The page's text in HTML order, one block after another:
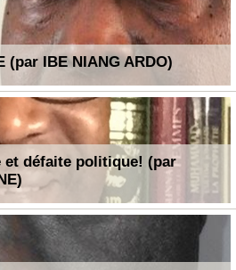
(par IBE NIANG ARDO)
défaite politique! (par